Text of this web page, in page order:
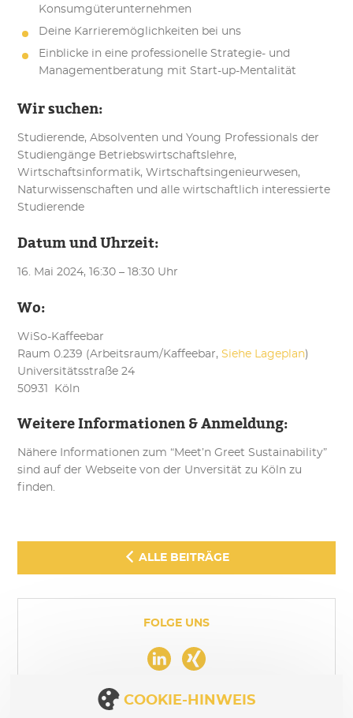
Konsumgüterunternehmen
Deine Karrieremöglichkeiten bei uns
Einblicke in eine professionelle Strategie- und
Managementberatung mit Start-up-Mentalität
Wir suchen:
Studierende, Absolventen und Young Professionals der
Studiengänge Betriebswirtschaftslehre,
Wirtschaftsinformatik, Wirtschaftsingenieurwesen,
Naturwissenschaften und alle wirtschaftlich interessierte
Studierende
Datum und Uhrzeit:
16. Mai 2024, 16:30 – 18:30 Uhr
Wo:
WiSo-Kaffeebar
Raum 0.239 (Arbeitsraum/Kaffeebar,Siehe Lageplan)
Universitätsstraße 24
50931 Köln
Weitere Informationen & Anmeldung:
Nähere Informationen zum “Meet’n Greet Sustainability”
sind auf der Webseite von der Unversität zu Köln zu
finden.
ALLE BEITRÄGE
FOLGE UNS
COOKIE-HINWEIS